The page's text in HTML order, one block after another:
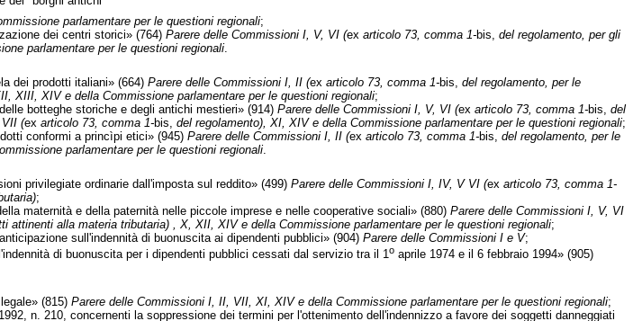
parlamentare per le questioni regionali;
dei centri storici» (764) Parere delle Commissioni I, V, VI (ex articolo 73, comma 1-bis, del regolamento, per gli
parlamentare per le questioni regionali.
dei prodotti italiani» (664) Parere delle Commissioni I, II (ex articolo 73, comma 1-bis, del regolamento, per le
XIII, XIV e della Commissione parlamentare per le questioni regionali;
botteghe storiche e degli antichi mestieri» (914) Parere delle Commissioni I, V, VI (ex articolo 73, comma 1-bis, del
VII (ex articolo 73, comma 1-bis, del regolamento), XI, XIV e della Commissione parlamentare per le questioni regionali;
conformi a princìpi etici» (945) Parere delle Commissioni I, II (ex articolo 73, comma 1-bis, del regolamento, per le
parlamentare per le questioni regionali.
privilegiate ordinarie dall'imposta sul reddito» (499) Parere delle Commissioni I, IV, V VI (ex articolo 73, comma 1-
;
maternità e della paternità nelle piccole imprese e nelle cooperative sociali» (880) Parere delle Commissioni I, V, VI
attinenti alla materia tributaria) , X, XII, XIV e della Commissione parlamentare per le questioni regionali;
sull'indennità di buonuscita ai dipendenti pubblici» (904) Parere delle Commissioni I e V;
di buonuscita per i dipendenti pubblici cessati dal servizio tra il 1 oaprile 1974 e il 6 febbraio 1994» (905)
(815) Parere delle Commissioni I, II, VII, XI, XIV e della Commissione parlamentare per le questioni regionali;
n. 210, concernenti la soppressione dei termini per l'ottenimento dell'indennizzo a favore dei soggetti danneggiati